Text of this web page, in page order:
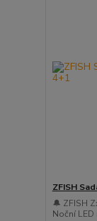
ZFISH
🔔 ZFISH
Noční